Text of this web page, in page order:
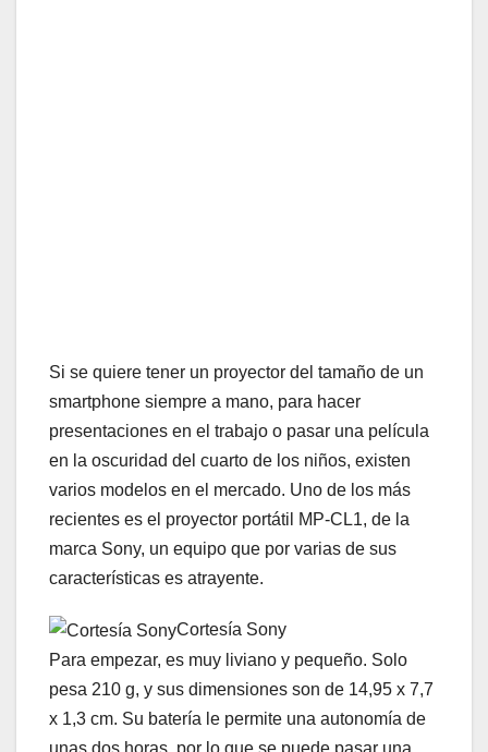
Si se quiere tener un proyector del tamaño de un
smartphone siempre a mano, para hacer
presentaciones en el trabajo o pasar una película
en la oscuridad del cuarto de los niños, existen
varios modelos en el mercado. Uno de los más
recientes es el proyector portátil MP-CL1, de la
marca Sony, un equipo que por varias de sus
características es atrayente.
Cortesía Sony
Para empezar, es muy liviano y pequeño. Solo
pesa 210 g, y sus dimensiones son de 14,95 x 7,7
x 1,3 cm. Su batería le permite una autonomía de